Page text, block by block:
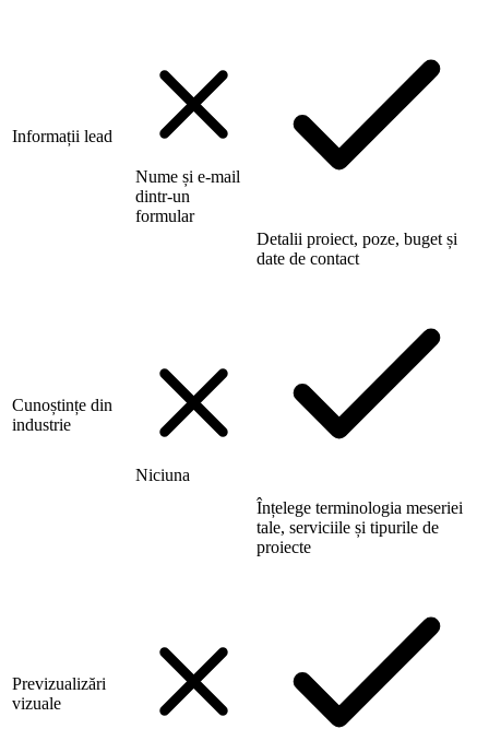
Informații lead
Nume și e-mail
dintr-un
formular
Detalii proiect, poze, buget și
date de contact
Cunoștințe din
industrie
Niciuna
Înțelege terminologia meseriei
tale, serviciile și tipurile de
proiecte
Previzualizări
vizuale